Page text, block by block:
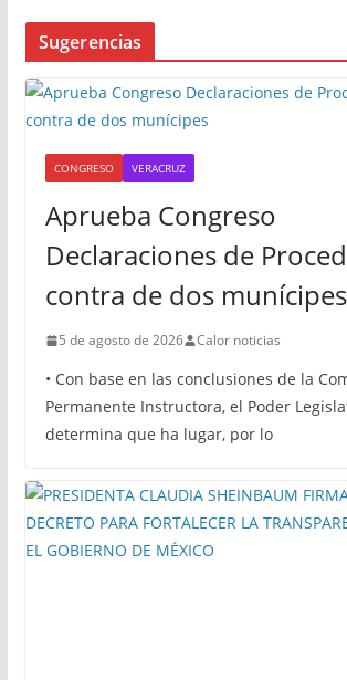
Sugerencias
CONGRESO VERACRUZ
Aprueba Congreso
Declaraciones de
contra de dos munícipes
5 de agosto de 2026 Calor noticias
• Con base en las conclusiones de la
Permanente Instructora, el Poder
determina que ha lugar, por lo